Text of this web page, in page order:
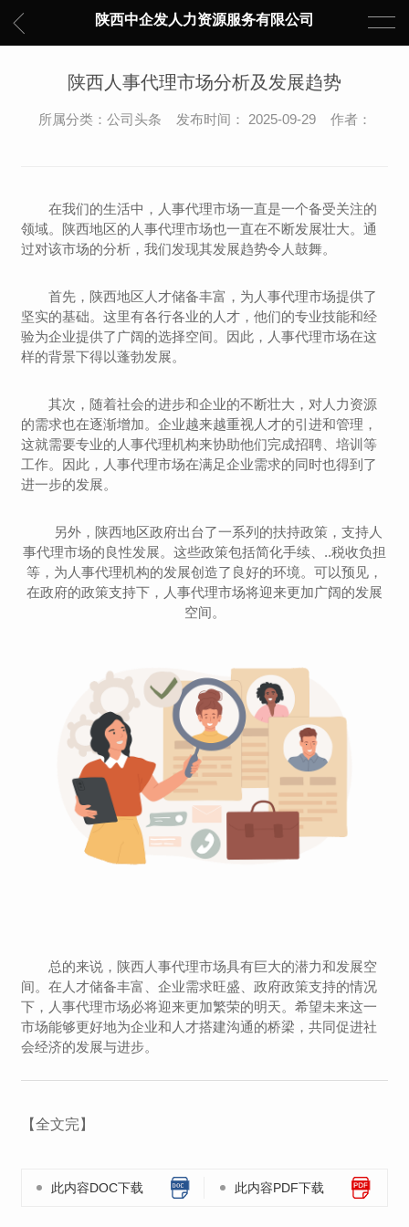
陕西中企发人力资源服务有限公司
陕西人事代理市场分析及发展趋势
所属分类：公司头条 发布时间： 2025-09-29 作者：
在我们的生活中，人事代理市场一直是一个备受关注的
领域。陕西地区的人事代理市场也一直在不断发展壮大。通
过对该市场的分析，我们发现其发展趋势令人鼓舞。
首先，陕西地区人才储备丰富，为人事代理市场提供了
坚实的基础。这里有各行各业的人才，他们的专业技能和经
验为企业提供了广阔的选择空间。因此，人事代理市场在这
样的背景下得以蓬勃发展。
其次，随着社会的进步和企业的不断壮大，对人力资源
的需求也在逐渐增加。企业越来越重视人才的引进和管理，
这就需要专业的人事代理机构来协助他们完成招聘、培训等
工作。因此，人事代理市场在满足企业需求的同时也得到了
进一步的发展。
另外，陕西地区政府出台了一系列的扶持政策，支持人
事代理市场的良性发展。这些政策包括简化手续、..税收负担
等，为人事代理机构的发展创造了良好的环境。可以预见，
在政府的政策支持下，人事代理市场将迎来更加广阔的发展
空间。
总的来说，陕西人事代理市场具有巨大的潜力和发展空
间。在人才储备丰富、企业需求旺盛、政府政策支持的情况
下，人事代理市场必将迎来更加繁荣的明天。希望未来这一
市场能够更好地为企业和人才搭建沟通的桥梁，共同促进社
会经济的发展与进步。
【全文完】
此内容DOC下载 此内容PDF下载